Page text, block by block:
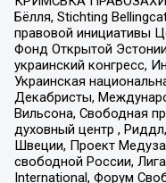
Бёлля, Stichting
правовой инициативы
Фонд Открытой
украинский конгресс,
Украинская
Декабристы,
Вильсона, Свободная
духовный центр ,
Швеции, Проект
свободной России,
International, Форум